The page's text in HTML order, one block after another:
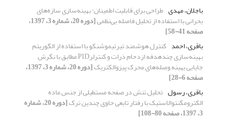
باجلان، مهدی طراحی برای قابلیت اطمینان: بهینه‌سازی سازه‌های
بحرانی با استفاده از تحلیل فاصله بی‌نظمی [دوره 20، شماره 3، 1397،
صفحه 41-58]
باقری، احمد کنترل هوشمند تیرتیموشنکو با استفاده از الگوریتم
بهینه‌سازی چندهدفه ازدحام ذرات و کنترلرPID مطابق با نگرش
جایابی بهینه وصله‌های محرک پیزوالکتریک [دوره 20، شماره 3، 1397،
صفحه 6-28]
باقری، رسول تحلیل تنش در صفحه مستطیلی از جنس ماده
الکترومگنتوالاستیک با رفتار تابعی حاوی چندین ترک [دوره 20، شماره
3، 1397، صفحه 80-108]